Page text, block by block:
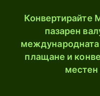
Конвертирайте
пазарен
плащане и
местен